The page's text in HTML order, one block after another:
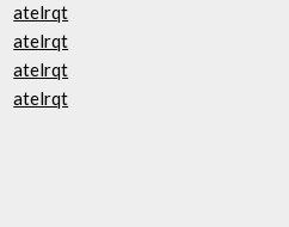
atelrqt
atelrqt
atelrqt
atelrqt